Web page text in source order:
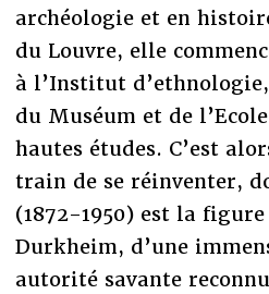
archéologie et en
du Louvre, elle
à l’Institut
du Muséum et de
hautes études. C’est
train de se réinventer,
(1872-1950) est la
Durkheim, d’une
autorité savante